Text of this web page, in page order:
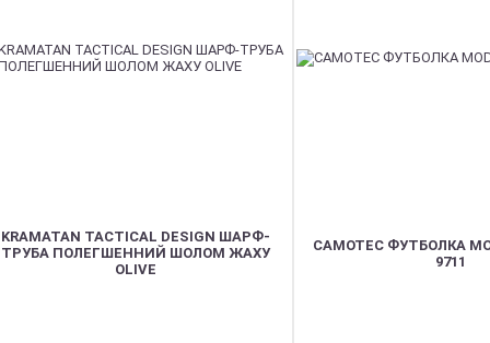
KRAMATAN TACTICAL DESIGN ШАРФ-
ТРУБА ПОЛЕГШЕННИЙ ШОЛОМ ЖАХУ
OLIVE
CAMOTEC ФУТБОЛКА
9711